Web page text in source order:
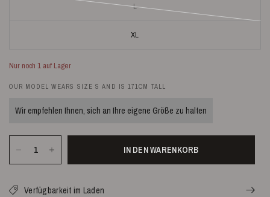
L
XL
Nur noch 1 auf Lager
OUR MODEL WEARS SIZE S AND IS 171CM TALL
Wir empfehlen Ihnen, sich an Ihre eigene Größe zu halten
IN DEN WARENKORB
Verfügbarkeit im Laden